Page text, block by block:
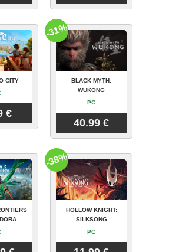
CITY
€
BLACK MYTH:
WUKONG
PC
40.99 €
-31%
HOLLOW KNIGHT:
SILKSONG
PC
-38%